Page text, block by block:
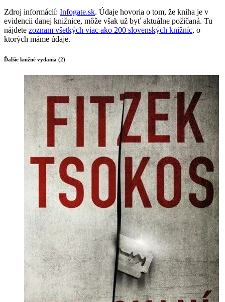
Zdroj informácií: Infogate.sk. Údaje hovoria o tom, že kniha je v
evidencii danej knižnice, môže však už byť aktuálne požičaná. Tu
nájdete zoznam všetkých viac ako 200 slovenských knižníc, o
ktorých máme údaje.
Ďalšie knižné vydania (2)